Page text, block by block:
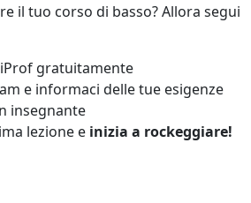
il tuo corso di basso? Allora segui
gratuitamente
e informaci delle tue esigenze
insegnante
lezione e inizia a rockeggiare!